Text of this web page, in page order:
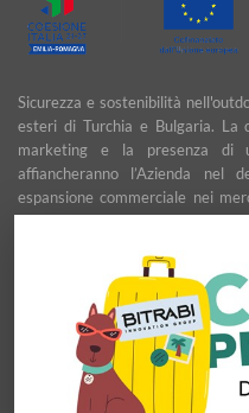
Sicurezza e sostenibilità
esteri di Turchia e Bulgaria. La
marketing e la presenza di
affiancheranno l’Azienda
espansione commerciale nei
garantire uno sviluppo stabile e